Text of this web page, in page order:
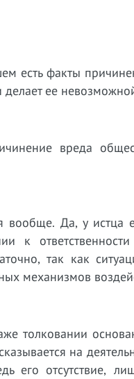
есть факты
ее
вреда
вообще. Да, у истца
к
так как
механизмов
толковании
на
его отсутствие,